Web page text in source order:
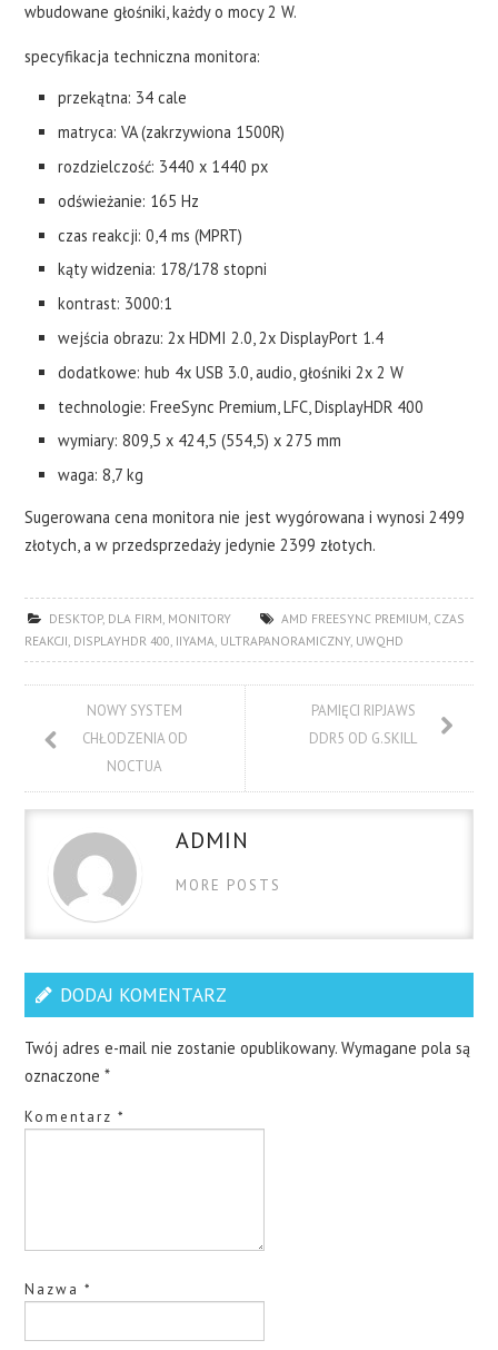
wbudowane głośniki, każdy o mocy 2 W.
specyfikacja techniczna monitora:
przekątna: 34 cale
matryca: VA (zakrzywiona 1500R)
rozdzielczość: 3440 x 1440 px
odświeżanie: 165 Hz
czas reakcji: 0,4 ms (MPRT)
kąty widzenia: 178/178 stopni
kontrast: 3000:1
wejścia obrazu: 2x HDMI 2.0, 2x DisplayPort 1.4
dodatkowe: hub 4x USB 3.0, audio, głośniki 2x 2 W
technologie: FreeSync Premium, LFC, DisplayHDR 400
wymiary: 809,5 x 424,5 (554,5) x 275 mm
waga: 8,7 kg
Sugerowana cena monitora nie jest wygórowana i wynosi 2499
złotych, a w przedsprzedaży jedynie 2399 złotych.
DESKTOP, DLA FIRM, MONITORY AMD FREESYNC PREMIUM, CZAS
REAKCJI, DISPLAYHDR 400, IIYAMA, ULTRAPANORAMICZNY, UWQHD
NOWY SYSTEM
CHŁODZENIA OD
NOCTUA
PAMIĘCI RIPJAWS
DDR5 OD G.SKILL
ADMIN
MORE POSTS
DODAJ KOMENTARZ
Twój adres e-mail nie zostanie opublikowany. Wymagane pola są
oznaczone*
Komentarz*
Nazwa*